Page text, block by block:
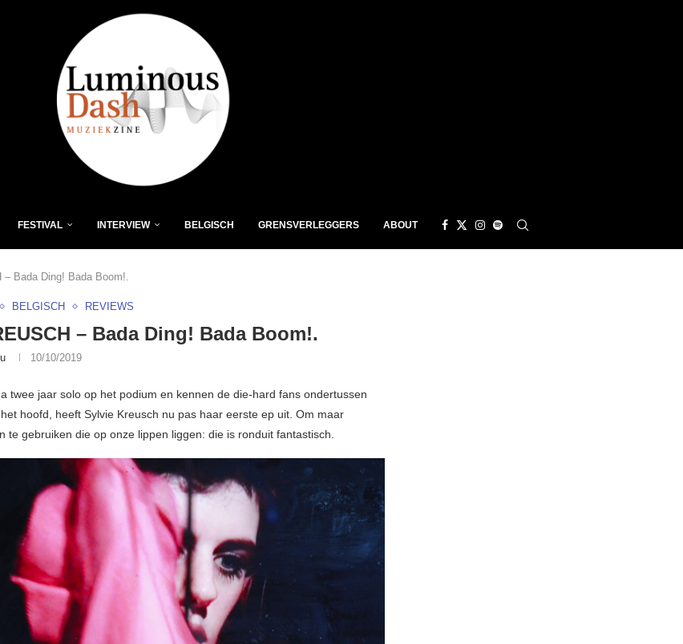
FESTIVAL INTERVIEW BELGISCH GRENSVERLEGGERS ABOUT
– Bada Ding! Bada Boom!.
BELGISCH REVIEWS
– Bada Ding! Bada Boom!.
10/10/2019
twee jaar solo op het podium en kennen de die-hard fans ondertussen
hoofd, heeft Sylvie Kreusch nu pas haar eerste ep uit. Om maar
te gebruiken die op onze lippen liggen: die is ronduit fantastisch.